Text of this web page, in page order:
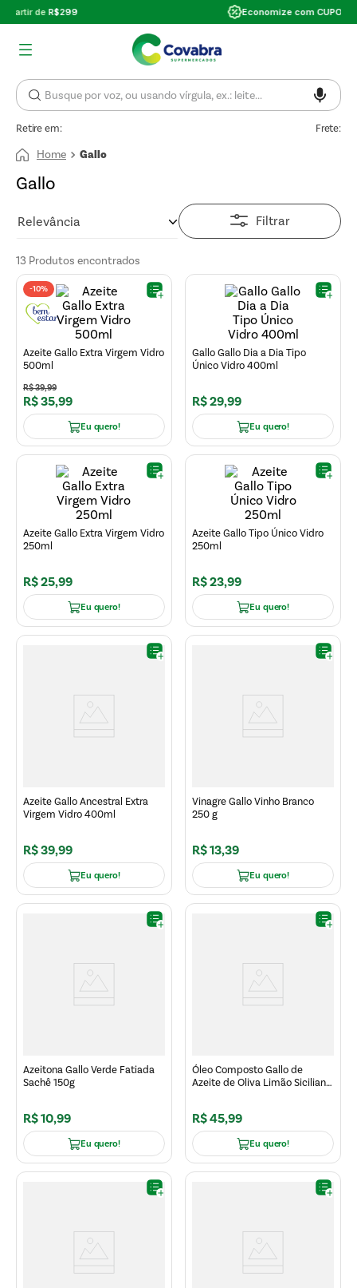
Economize com CUPOM DE DESCONTO
Retire em: Frete:
Gallo
Gallo
Relevância Filtrar
13 Produtos
-10%
Azeite Gallo Extra Virgem Vidro
500ml
R$39,99
R$35,99
Eu quero!
Gallo Gallo Dia a Dia Tipo
Único Vidro 400ml
R$29,99
Eu quero!
Azeite Gallo Extra Virgem Vidro
250ml
R$25,99
Eu quero!
Azeite Gallo Tipo Único Vidro
250ml
R$23,99
Eu quero!
Azeite Gallo Ancestral Extra
Virgem Vidro 400ml
R$39,99
Eu quero!
Vinagre Gallo Vinho Branco
250 g
R$13,39
Eu quero!
Azeitona Gallo Verde Fatiada
Sachê 150g
R$10,99
Eu quero!
Óleo Composto Gallo de
Azeite de Oliva Limão Siciliano
R$45,99
Eu quero!